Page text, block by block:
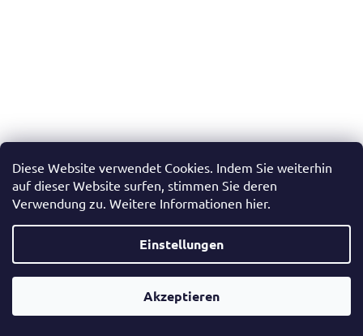
Diese Website verwendet Cookies. Indem Sie weiterhin
auf dieser Website surfen, stimmen Sie deren
Verwendung zu. Weitere Informationen hier.
Einstellungen
Akzeptieren
Taschenalbum für 36 Tourismusmedaillen